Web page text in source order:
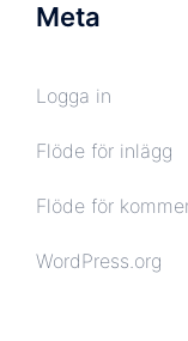
Meta
Logga in
Flöde för inlägg
Flöde för
WordPress.org